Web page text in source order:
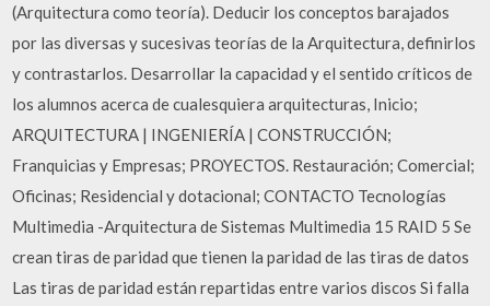
(Arquitectura como teoría). Deducir los conceptos barajados
por las diversas y sucesivas teorías de la Arquitectura, definirlos
y contrastarlos. Desarrollar la capacidad y el sentido críticos de
los alumnos acerca de cualesquiera arquitecturas, Inicio;
ARQUITECTURA | INGENIERÍA | CONSTRUCCIÓN;
Franquicias y Empresas; PROYECTOS. Restauración; Comercial;
Oficinas; Residencial y dotacional; CONTACTO Tecnologías
Multimedia -Arquitectura de Sistemas Multimedia 15 RAID 5 Se
crean tiras de paridad que tienen la paridad de las tiras de datos
Las tiras de paridad están repartidas entre varios discos Si falla